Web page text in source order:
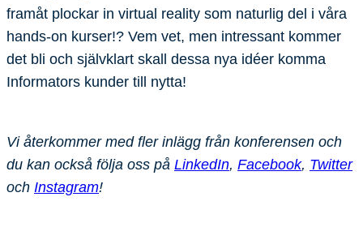
framåt plockar in virtual reality som naturlig del i våra
hands-on kurser!? Vem vet, men intressant kommer
det bli och självklart skall dessa nya idéer komma
Informators kunder till nytta!
Vi återkommer med fler inlägg från konferensen och
du kan också följa oss på LinkedIn, Facebook, Twitter
och Instagram!